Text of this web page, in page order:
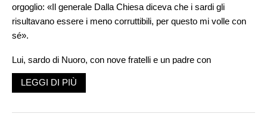
orgoglio: «Il generale Dalla Chiesa diceva che i sardi gli
risultavano essere i meno corruttibili, per questo mi volle con
sé».
Lui, sardo di Nuoro, con nove fratelli e un padre con
l’ammirazione per la divisa, artista è sempre stato. Ha sempre
disegnato. Sui muri, sui sassi, su quel che gli capitava in
LEGGI DI PIÙ